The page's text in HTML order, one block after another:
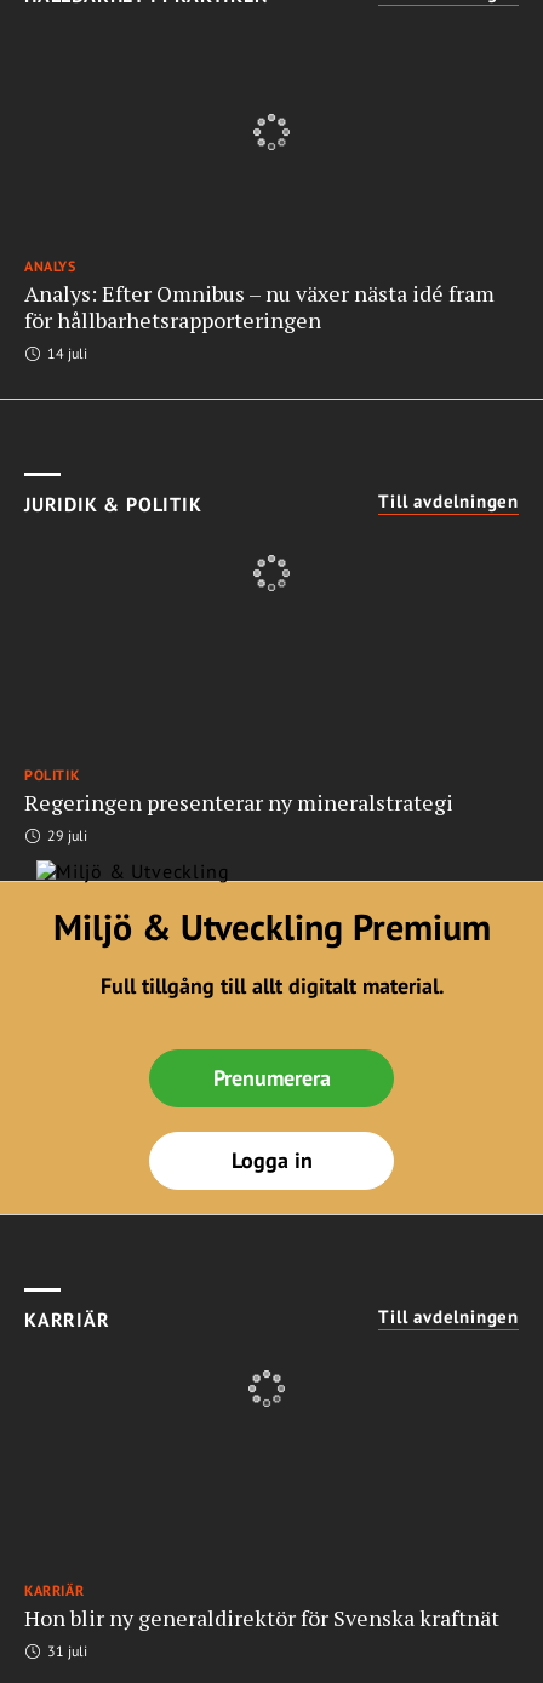
ANALYS
Analys: Efter Omnibus – nu växer nästa idé fram
för hållbarhetsrapporteringen
14 juli
JURIDIK & POLITIK Till avdelningen
POLITIK
Regeringen presenterar ny mineralstrategi
29 juli
Miljö & Utveckling Premium
Full tillgång till allt digitalt material.
Prenumerera
Logga in
KARRIÄR Till avdelningen
KARRIÄR
Hon blir ny generaldirektör för Svenska kraftnät
31 juli